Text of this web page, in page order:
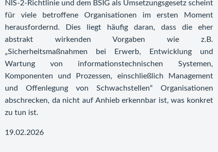
NIS-2-Richtlinie und dem BSIG als Umsetzungsgesetz scheint
für viele betroffene Organisationen im ersten Moment
herausfordernd. Dies liegt häufig daran, dass die eher
abstrakt wirkenden Vorgaben wie z.B.
„Sicherheitsmaßnahmen bei Erwerb, Entwicklung und
Wartung von informationstechnischen Systemen,
Komponenten und Prozessen, einschließlich Management
und Offenlegung von Schwachstellen“ Organisationen
abschrecken, da nicht auf Anhieb erkennbar ist, was konkret
zu tun ist.
19.02.2026